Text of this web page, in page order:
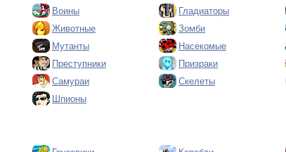
Воины Гладиаторы
Животные Зомби
Мутанты Насекомые
Преступники Призраки
Самураи Скелеты
Шпионы